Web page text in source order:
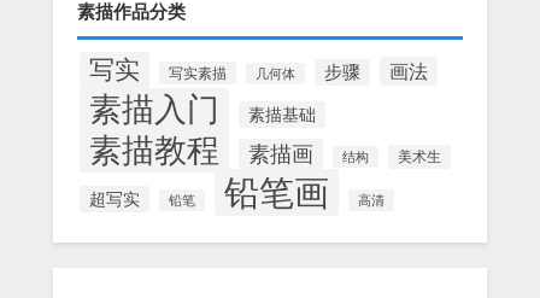
素描作品分类
写实 写实素描 几何体 步骤 画法
素描入门 素描基础
素描教程 素描画 结构 美术生
超写实 铅笔 铅笔画 高清